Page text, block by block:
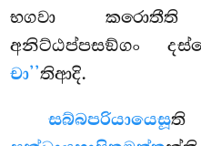
භගවා
අනිට්ඨප්පසඞ්ගං
චා’’තිආදි.
සබ්බපරියායෙසූති